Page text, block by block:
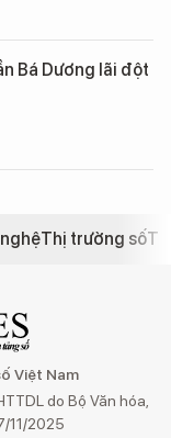
Bá Dương lãi đột
Thị trường số
Việt Nam
do Bộ Văn hóa,
11/2025